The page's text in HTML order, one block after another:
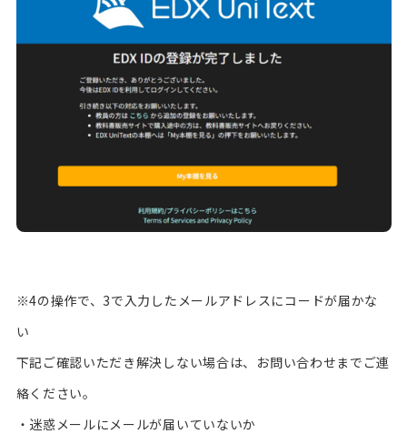
※4の操作で、3で入力したメールアドレスにコードが届かな
い
下記ご確認いただき解決しない場合は、お問い合わせまでご連
絡ください。
・迷惑メールにメールが届いていないか